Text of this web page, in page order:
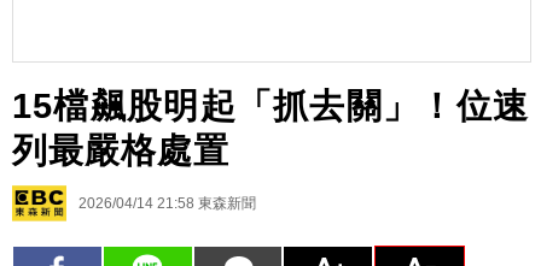
15檔飆股明起「抓去關」！位速
列最嚴格處置
2026/04/14 21:58 東森新聞